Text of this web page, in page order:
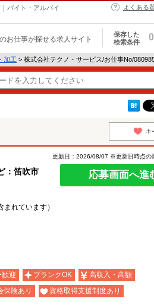
バイト・アルバイ
よくある
お仕事が探せる求人サイト
保存した
検索条件
0
加工 > 株式会社テクノ・サービス/お仕事No/
キ
：笛吹市
更新日：2026/08/07 ※更新日時点の
応募画面へ進
れています）
歓迎 ブランクOK
高収入・高額
保険あり 資格取得支援制度あり